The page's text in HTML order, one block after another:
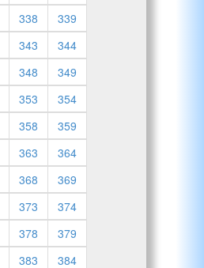
338
339
343
344
348
349
353
354
358
359
363
364
368
369
373
374
378
379
383 384